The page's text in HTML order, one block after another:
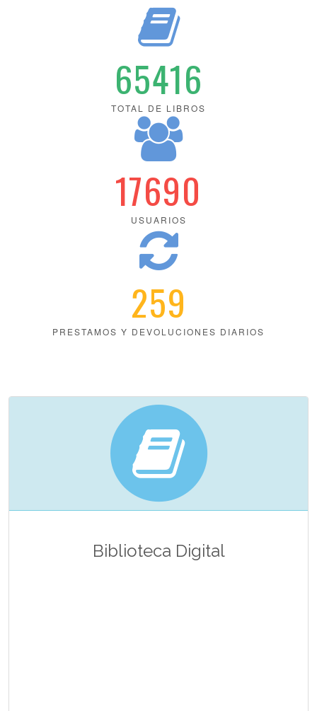
65416
TOTAL DE LIBROS
17690
USUARIOS
259
PRESTAMOS Y DEVOLUCIONES DIARIOS
Biblioteca Digital